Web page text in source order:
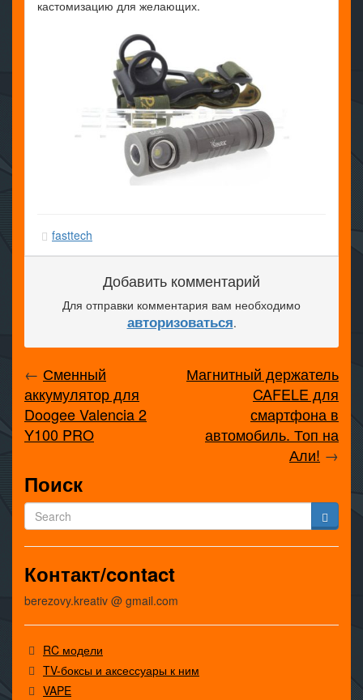
кастомизацию для желающих.
fasttech
Добавить комментарий
Для отправки комментария вам необходимо
авторизоваться.
← Сменный
аккумулятор для
Doogee Valencia 2
Y100 PRO
Магнитный держатель
CAFELE для
смартфона в
автомобиль. Топ на
Али! →
Поиск
Контакт/contact
berezovy.kreativ @ gmail.com
RC модели
TV-боксы и аксессуары к ним
VAPE